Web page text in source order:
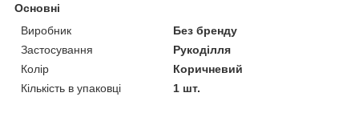
Основні
Виробник
Без бренду
Застосування
Рукоділля
Колір
Коричневий
Кількість в упаковці
1 шт.